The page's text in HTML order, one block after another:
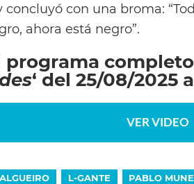
concluyó con una broma:
ahora está negro”.
programa completo
‘ del 25/08/2025
VER VIDEO
L-GANTE PABLO